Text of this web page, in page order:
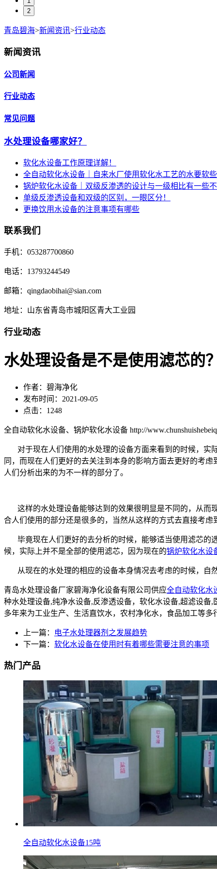
2
青岛碧海>新闻资讯>行业动态
新闻资讯
公司新闻
行业动态
常见问题
水处理设备哪家好？
软化水设备工作原理详解！
全自动软化水设备｜自来水厂使用软化水工艺的水要软些
锅炉软化水设备｜双级反渗透的设计与一级相比有一些
单级反渗透设备和双级的区别，一眼区分！
更换饮用水设备的注意事项有哪些
联系我们
手机：053287700860
电话：13793244549
邮箱：qingdaobihai@sian.com
地址：山东省青岛市城阳区青大工业园
行业动态
水处理设备是不是使用滤芯的
作者：碧海净化
发布时间：2021-09-05
点击：1248
全自动软化水设备、锅炉软化水设备 http://
对于现在人们使用的水处理的设备方面来看到的时候，
同，而现在人们更好的去关注到本身的影响方面去更好的考
人们分析出来的为不一样的部分了。
这样的水处理设备能够达到的效果很明显是不同的，从而
合人们使用的部分还是很多的，当然从这样的方式去直接考
毕竟现在人们更好的去分析的时候，能够适当使用滤芯
候，实际上并不是全部的使用滤芯，因为现在的锅炉软化水设
从现在的水处理的相应的设备本身情况去考虑的时候，
青岛水处理设备厂家碧海净化设备有限公司供应全自动软化水
种水处理设备,纯净水设备,反渗透设备，软化水设备,超滤设
多年来为工业生产、生活直饮水，农村净化水，食品加工等
上一篇：
电子水处理器剂之发展趋势
下一篇： 软化水设备在使用时有着哪些需要注意的事项
热门产品
全自动软化水设备15吨